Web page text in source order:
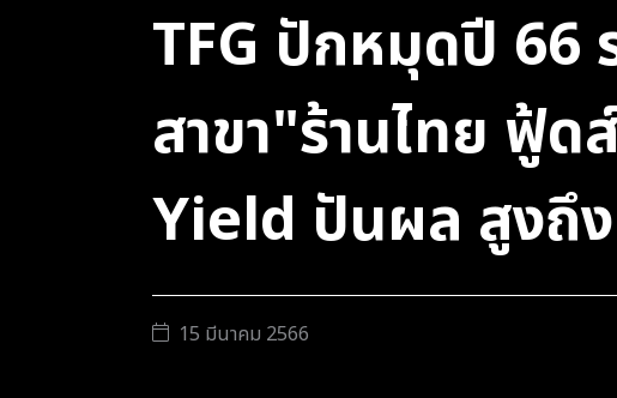
TFG ปักหมุดปี 66
สาขา"ร้านไทย ฟู้ด
Yield ปันผล สูงถึ
15 มีนาคม 2566